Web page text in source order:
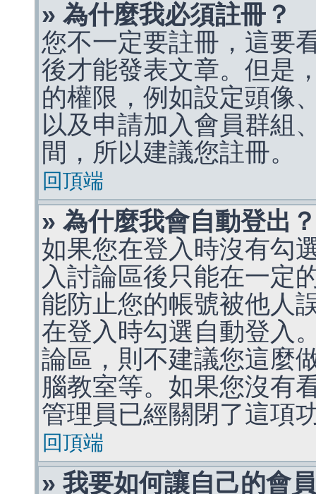
» 為什麼我必須註冊？
您不一定要註冊，這要
後才能發表文章。但是
的權限，例如設定頭像
以及申請加入會員群組
間，所以建議您註冊。
回頂端
» 為什麼我會自動登出？
如果您在登入時沒有勾
入討論區後只能在一定
能防止您的帳號被他人
在登入時勾選自動登入
論區，則不建議您這麼
腦教室等。如果您沒有
管理員已經關閉了這項
回頂端
» 我要如何讓自己的會